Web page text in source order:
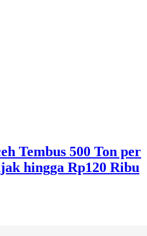
Tembus 500 Ton per
hingga Rp120 Ribu